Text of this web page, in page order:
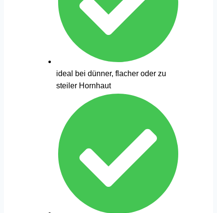
ideal bei dünner, flacher oder zu
steiler Hornhaut